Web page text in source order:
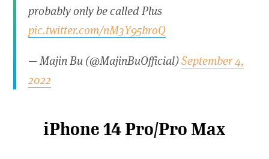
probably only be called Plus
pic.twitter.com/nM3Y95broQ
— Majin Bu (@MajinBuOfficial)September 4,
2022
iPhone 14 Pro/Pro Max